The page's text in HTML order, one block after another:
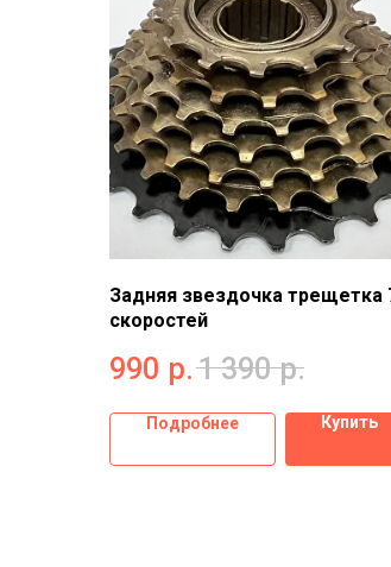
Задняя звездочка трещетка
скоростей
990 р.1 390 р.
Подробнее Купить